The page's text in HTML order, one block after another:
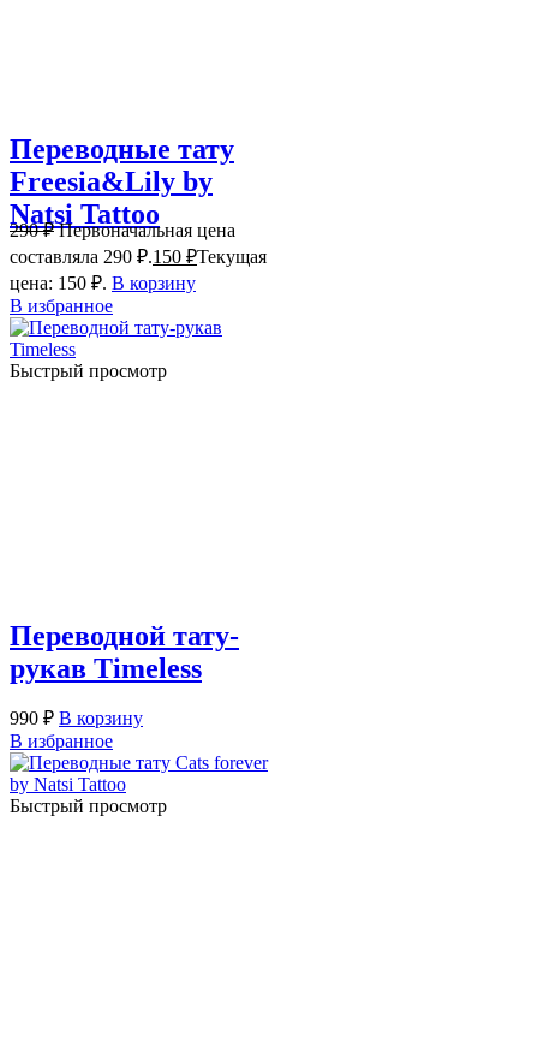
Переводные тату
Freesia&Lily by
Natsi Tattoo
290₽ Первоначальная цена
составляла 290 ₽.150 ₽Текущая
цена: 150 ₽. В корзину
В избранное
Быстрый просмотр
Переводной тату-
рукав Timeless
990 ₽ В корзину
В избранное
Быстрый просмотр